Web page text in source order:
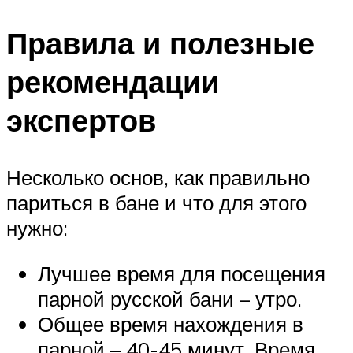
Правила и полезные
рекомендации
экспертов
Несколько основ, как правильно
париться в бане и что для этого
нужно:
Лучшее время для посещения
парной русской бани – утро.
Общее время нахождения в